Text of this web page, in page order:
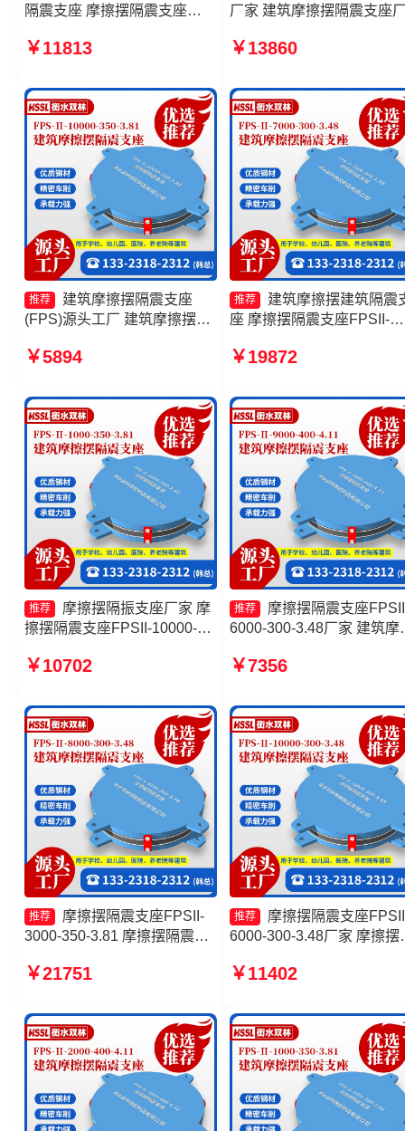
隔震支座 摩擦摆隔震支座
厂 摩擦摆隔振支座
￥11813
厂家 建筑摩擦摆隔震支座
300-3.48生产厂家 摩擦摆
头工厂
￥13860
推荐
建筑摩擦摆隔震支座
(FPS)源头工厂 建筑摩擦摆减
支座厂家 摩擦摆隔震支座
厂
￥5894
推荐
建筑摩擦摆建筑隔震
座 摩擦摆隔震支座FPSII-
震支座FPSII-4000-400-
座
￥19872
推荐
摩擦摆隔振支座厂家 摩
擦摆隔震支座FPSII-10000-
震支座 建筑摩擦隔震支座源头
￥10702
推荐
摩擦摆隔震支座
6000-300-3.48厂家 建筑摩
隔震支座FPSII-2000-300-
支座
￥7356
推荐
摩擦摆隔震支座FPSII-
3000-350-3.81 摩擦摆隔震支
厂家 FPS支座 摩擦摆隔震支
厂家
￥21751
推荐
摩擦摆隔震支座
6000-300-3.48厂家 摩擦摆
建筑摩擦摆支座 10000KN
￥11402